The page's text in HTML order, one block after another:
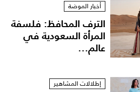
أخبار الموضة
الترف المحافظ: فلسفة
المرأة السعودية في
عالم...
إطلالات المشاهير